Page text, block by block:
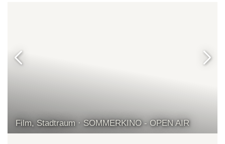
Film, Stadtraum · SOMMERKINO - OPEN AIR